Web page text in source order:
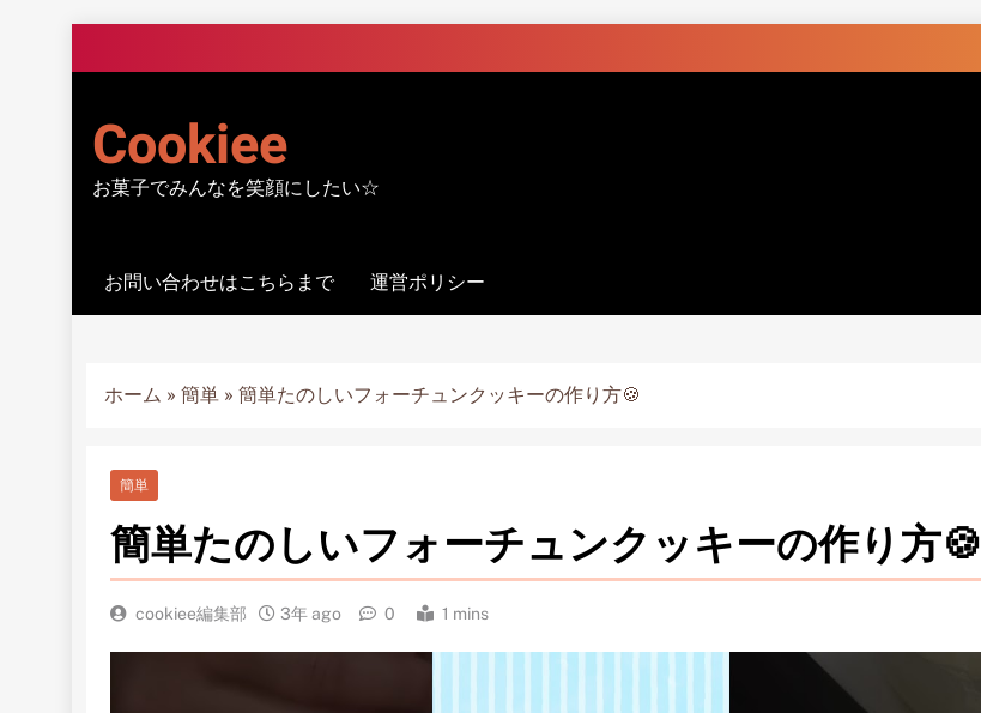
to
Cookiee
お菓子でみんなを笑顔にしたい☆
お問い合わせはこちらまで 運営ポリシー
ホーム » 簡単 » 簡単たのしいフォーチュンクッキーの作り方🍪
簡単
簡単たのしいフォーチュンクッキーの作り方🍪
cookiee編集部 3年 ago 0 1 mins